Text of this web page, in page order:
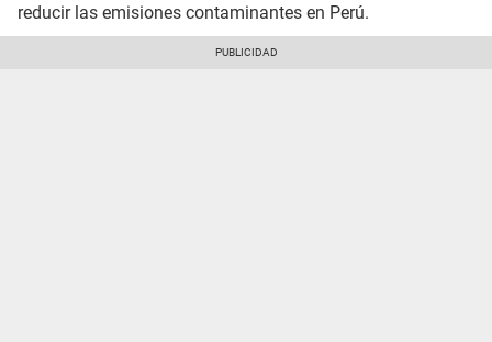
reducir las emisiones contaminantes en Perú.